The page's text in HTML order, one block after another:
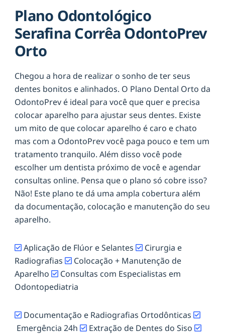
Plano Odontológico
Serafina Corrêa OdontoPrev
Orto
Chegou a hora de realizar o sonho de ter seus
dentes bonitos e alinhados. O Plano Dental Orto da
OdontoPrev é ideal para você que quer e precisa
colocar aparelho para ajustar seus dentes. Existe
um mito de que colocar aparelho é caro e chato
mas com a OdontoPrev você paga pouco e tem um
tratamento tranquilo. Além disso você pode
escolher um dentista próximo de você e agendar
consultas online. Pensa que o plano só cobre isso?
Não! Este plano te dá uma ampla cobertura além
da documentação, colocação e manutenção do seu
aparelho.
Aplicação de Flúor e Selantes
Cirurgia e
Radiografias
Colocação + Manutenção de
Aparelho
Consultas com Especialistas em
Odontopediatria
Documentação e Radiografias Ortodônticas
Emergência 24h
Extração de Dentes do Siso